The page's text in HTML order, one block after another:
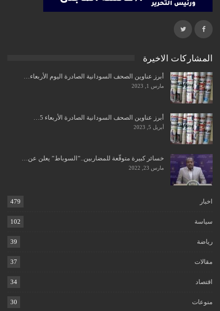
المشاركات الاخيرة
أبرز عناوين الصحف السودانية الصادرة اليوم الأربعاء…
مارس 1, 2023
أبرز عناوين الصحف السودانية الصادرة الأربعاء 5…
أبريل 5, 2023
خسائر كبيرة متوقّعة للمضاربين..”السوباط” يعلن عن…
مارس 23, 2022
اخبار 479
سياسة 102
رياضة 39
مقالات 37
اقتصاد 34
منوعات 30